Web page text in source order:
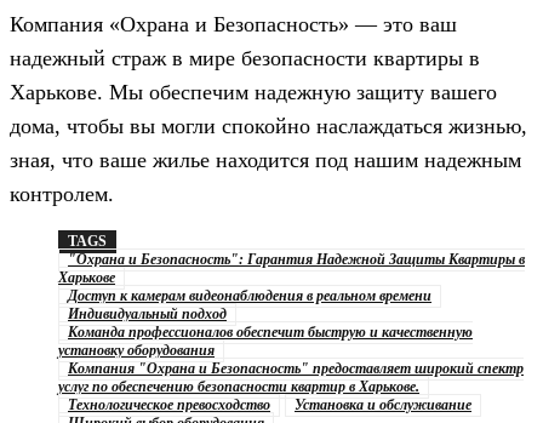
Компания «Охрана и Безопасность» — это ваш
надежный страж в мире безопасности квартиры в
Харькове. Мы обеспечим надежную защиту вашего
дома, чтобы вы могли спокойно наслаждаться жизнью,
зная, что ваше жилье находится под нашим надежным
контролем.
TAGS
"Охрана и Безопасность": Гарантия Надежной Защиты Квартиры в
Харькове
Доступ к камерам видеонаблюдения в реальном времени
Индивидуальный подход
Команда профессионалов обеспечит быструю и качественную
установку оборудования
Компания "Охрана и Безопасность" предоставляет широкий спектр
услуг по обеспечению безопасности квартир в Харькове.
Технологическое превосходство
Установка и обслуживание